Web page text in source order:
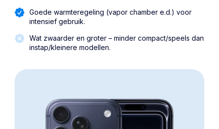
Goede warmteregeling (vapor chamber e.d.) voor
intensief gebruik.
Wat zwaarder en groter – minder compact/speels dan
instap/kleinere modellen.